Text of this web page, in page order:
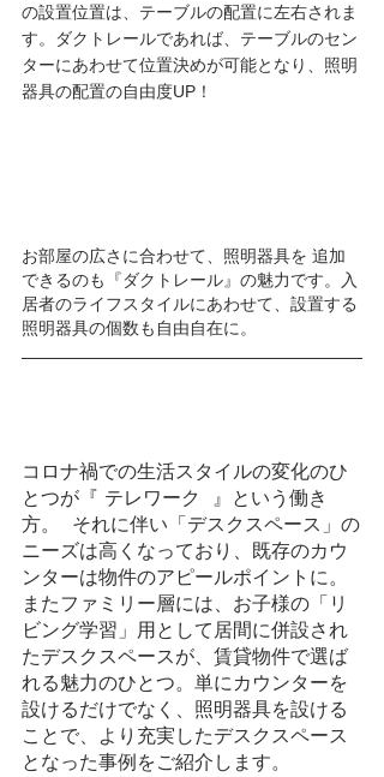
の設置位置は、テーブルの配置に左右されま
す。ダクトレールであれば、テーブルのセン
ターにあわせて位置決めが可能となり、照明
器具の配置の自由度UP！
お部屋の広さに合わせて、照明器具を 追加
できるのも『ダクトレール』の魅力です。入
居者のライフスタイルにあわせて、設置する
照明器具の個数も自由自在に。
コロナ禍での生活スタイルの変化のひ
とつが『 テレワーク  』という働き
方。  それに伴い「デスクスペース」の
ニーズは高くなっており、既存のカウ
ンターは物件のアピールポイントに。
またファミリー層には、お子様の「リ
ビング学習」用として居間に併設され
たデスクスペースが、賃貸物件で選ば
れる魅力のひとつ。単にカウンターを
設けるだけでなく、照明器具を設ける
ことで、より充実したデスクスペース
となった事例をご紹介します。